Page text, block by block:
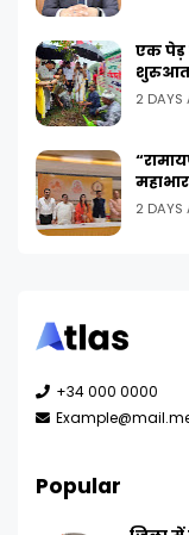
एक पेड़
शुरुआत
2 DAYS
2 DAYS
+34 000 0000
Popular